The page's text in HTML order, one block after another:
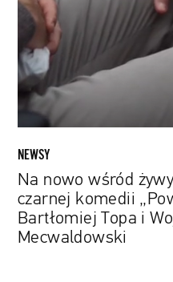
serialowej
czarnej
komedii
„Powrót”
Bartłomiej
Topa
Wojciech
Mecwaldowski
NEWSY
Na nowo wśród
czarnej komedii
Bartłomiej Topa i
Mecwaldowski